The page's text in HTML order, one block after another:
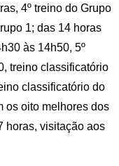
4º treino do Grupo
1; das 14 horas
às 14h50, 5º
treino classificatório
classificatório do
os oito melhores dos
horas, visitação aos